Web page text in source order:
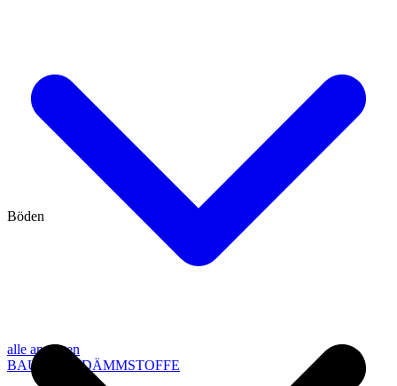
alle anzeigen
BAU- UND DÄMMSTOFFE
Böden